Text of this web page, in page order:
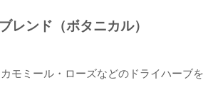
レンド（ボタニカル）
モミール・ローズなどのドライハーブを